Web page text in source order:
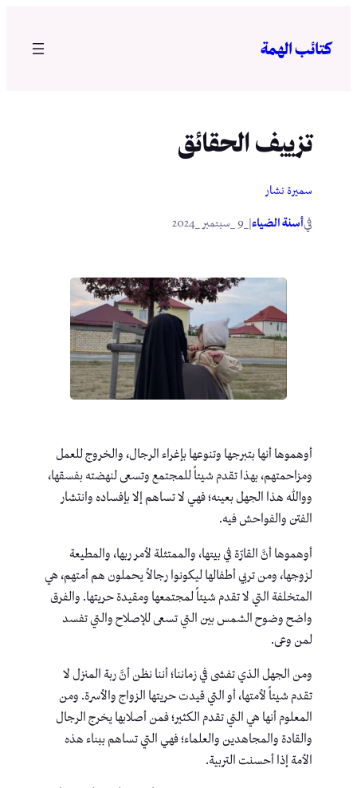
المحتوى
كتائب الهمة
تزييف الحقائق
سميرة نشار
فيأسنة الضياء
أوهموها أنها بتبرجها وتنوعها بإغراء الرجال، والخروج للعمل
ومزاحمتهم، بهذا تقدم شيئاً للمجتمع وتسعى لنهضته بفسقها،
ووالله هذا الجهل بعينه؛ فهي لا تساهم إلا بإفساده وانتشار
الفتن والفواحش فيه.
أوهموها أنَّ القارّة في بيتها، والممتثلة لأمر ربها، والمطيعة
لزوجها، ومن تربي أطفالها ليكونوا رجالاً يحملون هم أمتهم، هي
المتخلفة التي لا تقدم شيئاً لمجتمعها ومقيدة حريتها. والفرق
واضح وضوح الشمس بين التي تسعى للإصلاح والتي تفسد
لمن وعى.
ومن الجهل الذي تفشى في زماننا؛ أننا نظن أنَّ ربة المنزل لا
تقدم شيئاً لأمتها، أو التي قيدت حريتها الزواج والأسرة. ومن
المعلوم أنها هي التي تقدم الكثير؛ فمن أصلابها يخرج الرجال
والقادة والمجاهدين والعلماء؛ فهي التي تساهم ببناء هذه
الأمة إذا أحسنت التربية.